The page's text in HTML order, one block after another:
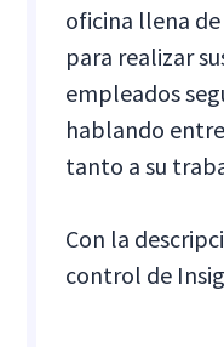
oficina llena
para realizar
empleados
hablando
tanto a su
Con la
control de